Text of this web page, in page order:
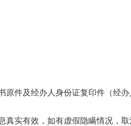
件及经办人身份证复印件（经办
实有效，如有虚假隐瞒情况，